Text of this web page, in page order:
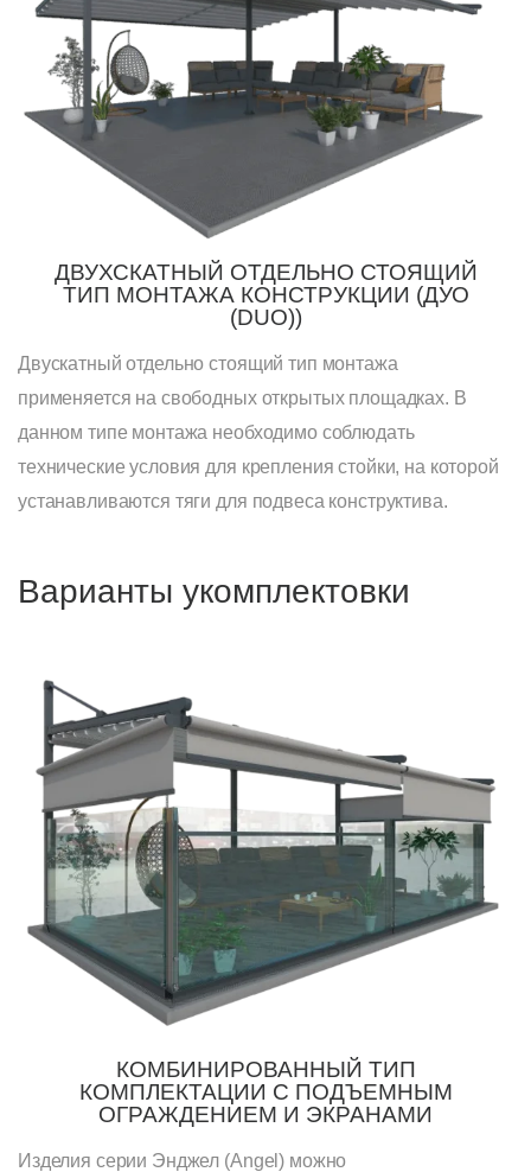
ДВУХСКАТНЫЙ ОТДЕЛЬНО СТОЯЩИЙ
ТИП МОНТАЖА КОНСТРУКЦИИ (ДУО
(DUO))
Двускатный отдельно стоящий тип монтажа
применяется на свободных открытых площадках. В
данном типе монтажа необходимо соблюдать
технические условия для крепления стойки, на которой
устанавливаются тяги для подвеса конструктива.
Варианты укомплектовки
КОМБИНИРОВАННЫЙ ТИП
КОМПЛЕКТАЦИИ С ПОДЪЕМНЫМ
ОГРАЖДЕНИЕМ И ЭКРАНАМИ
Изделия серии Энджел (Angel) можно